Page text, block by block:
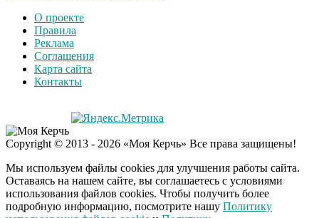
смеяться вы будете
Королева вагона
отожгла! Видео не
оставит равнодушным
Петербурге мальчика
ждут проверки
О проекте
Правила
Реклама
Соглашения
Карта сайта
Контакты
Copyright © 2013 - 2026 «Моя Керчь» Все права защищены!
Мы используем файлы cookies для улучшения работы сайта.
Оставаясь на нашем сайте, вы соглашаетесь с условиями
использования файлов cookies. Чтобы получить более
подробную информацию, посмотрите нашу Политику